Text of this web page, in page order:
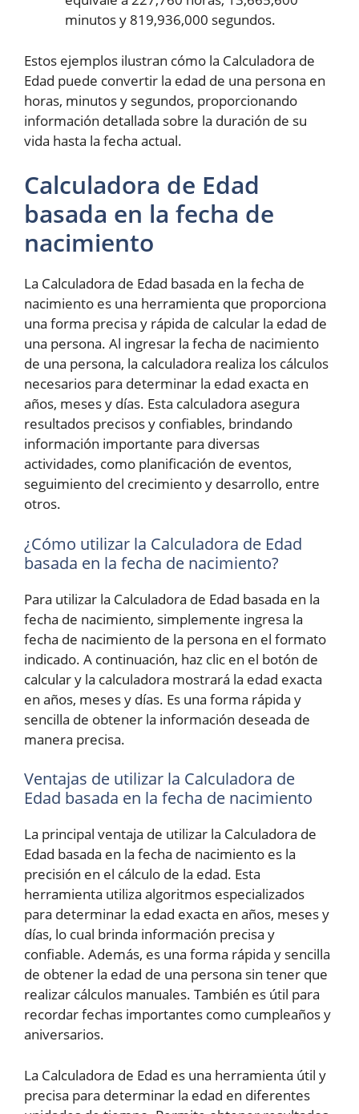
minutos y 819,936,000 segundos.
Estos ejemplos ilustran cómo la Calculadora de
Edad puede convertir la edad de una persona en
horas, minutos y segundos, proporcionando
información detallada sobre la duración de su
vida hasta la fecha actual.
Calculadora de Edad
basada en la fecha de
nacimiento
La Calculadora de Edad basada en la fecha de
nacimiento es una herramienta que proporciona
una forma precisa y rápida de calcular la edad de
una persona. Al ingresar la fecha de nacimiento
de una persona, la calculadora realiza los cálculos
necesarios para determinar la edad exacta en
años, meses y días. Esta calculadora asegura
resultados precisos y confiables, brindando
información importante para diversas
actividades, como planificación de eventos,
seguimiento del crecimiento y desarrollo, entre
otros.
¿Cómo utilizar la Calculadora de Edad
basada en la fecha de nacimiento?
Para utilizar la Calculadora de Edad basada en la
fecha de nacimiento, simplemente ingresa la
fecha de nacimiento de la persona en el formato
indicado. A continuación, haz clic en el botón de
calcular y la calculadora mostrará la edad exacta
en años, meses y días. Es una forma rápida y
sencilla de obtener la información deseada de
manera precisa.
Ventajas de utilizar la Calculadora de
Edad basada en la fecha de nacimiento
La principal ventaja de utilizar la Calculadora de
Edad basada en la fecha de nacimiento es la
precisión en el cálculo de la edad. Esta
herramienta utiliza algoritmos especializados
para determinar la edad exacta en años, meses y
días, lo cual brinda información precisa y
confiable. Además, es una forma rápida y sencilla
de obtener la edad de una persona sin tener que
realizar cálculos manuales. También es útil para
recordar fechas importantes como cumpleaños y
aniversarios.
La Calculadora de Edad es una herramienta útil y
precisa para determinar la edad en diferentes